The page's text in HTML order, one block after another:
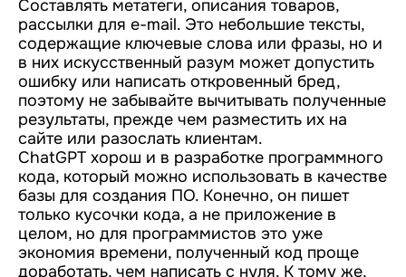
Составлять метатеги, описания товаров,
рассылки для e-mail. Это небольшие тексты,
содержащие ключевые слова или фразы, но и
в них искусственный разум может допустить
ошибку или написать откровенный бред,
поэтому не забывайте вычитывать полученные
результаты, прежде чем разместить их на
сайте или разослать клиентам.
ChatGPT хорош и в разработке программного
кода, который можно использовать в качестве
базы для создания ПО. Конечно, он пишет
только кусочки кода, а не приложение в
целом, но для программистов это уже
экономия времени, полученный код проще
доработать, чем написать с нуля. К тому же,